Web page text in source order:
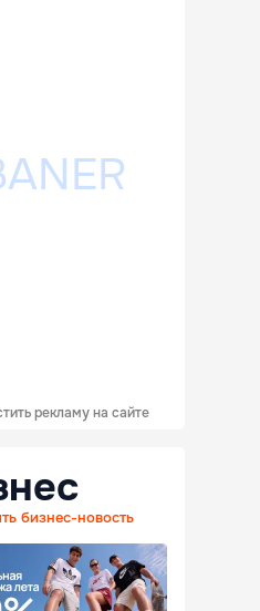
рекламу на сайте
бизнес-новость